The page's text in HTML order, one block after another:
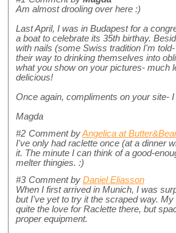
Am almost drooling over here :)
Last April, I was in Budapest for a
a boat to celebrate its 35th birthay.
with nails (some Swiss tradition I'm
their way to drinking themselves into
what you show on your pictures- much
delicious!
Once again, compliments on your site-
Magda
#2 Comment byAngelica at
I've only had raclette once (at a dinner
it. The minute I can think of a good-
melter thingies. :)
#3 Comment by Daniel Eliasson
When I first arrived in Munich, I was
but I've yet to try it the scraped way.
quite the love for Raclette there, but
proper equipment.